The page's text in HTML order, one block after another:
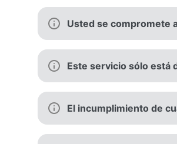
Usted se compromete
Este servicio sólo está
El incumplimiento de